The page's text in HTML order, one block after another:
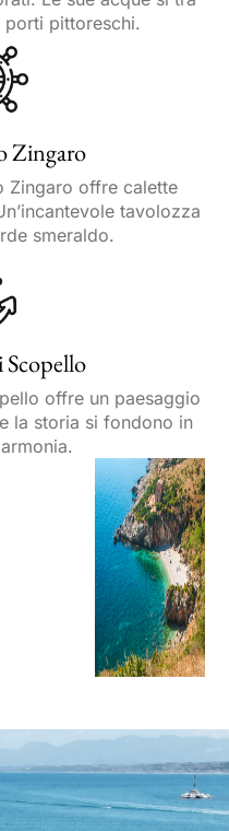
porti pittoreschi.
Zingaro
Zingaro offre calette
tavolozza
smeraldo.
offre un paesaggio
la storia si fondono in